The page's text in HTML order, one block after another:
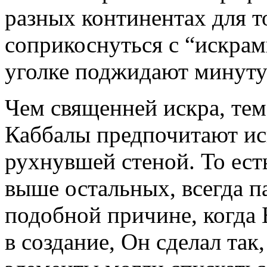
разных континентах для
соприкоснуться с
уголке поджидают
Чем священней искра,
Каббалы предпочитают
рухнувшей стеной. То
выше остальных, всегда
подобной причине,
в создание, Он сделал